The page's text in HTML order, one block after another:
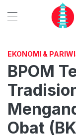
EKONOMI &
BPOM
Obat